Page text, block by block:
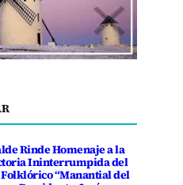
Rinde Homenaje a la
Ininterrumpida del
“Manantial del